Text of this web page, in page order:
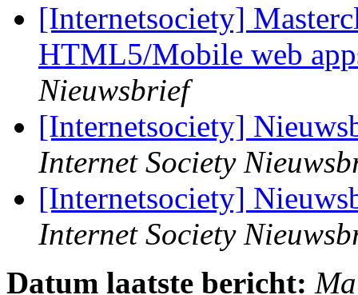
[Internetsociety]
HTML5/Mobile web
Nieuwsbrief
[Internetsociety]
Internet Society
[Internetsociety]
Internet Society
Datum laatste bericht: